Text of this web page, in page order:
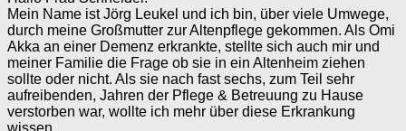
Mein Name ist Jörg Leukel und ich bin, über viele Umwege,
durch meine Großmutter zur Altenpflege gekommen. Als Omi
Akka an einer Demenz erkrankte, stellte sich auch mir und
meiner Familie die Frage ob sie in ein Altenheim ziehen
sollte oder nicht. Als sie nach fast sechs, zum Teil sehr
aufreibenden, Jahren der Pflege & Betreuung zu Hause
verstorben war, wollte ich mehr über diese Erkrankung
wissen.